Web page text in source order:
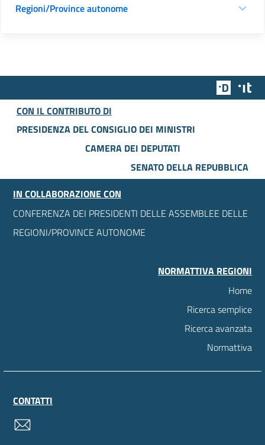
Regioni/Province autonome
Team
CON IL CONTRIBUTO DI
PRESIDENZA DEL CONSIGLIO DEI MINISTRI
CAMERA DEI DEPUTATI
SENATO DELLA REPUBBLICA
IN COLLABORAZIONE CON
CONFERENZA DEI PRESIDENTI DELLE ASSEMBLEE DELLE
REGIONI/PROVINCE AUTONOME
NORMATTIVA REGIONI
Home
Ricerca semplice
Ricerca avanzata
Normattiva
CONTATTI